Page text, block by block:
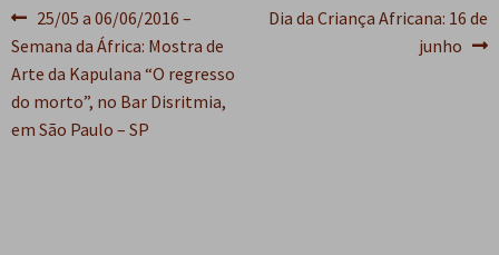
Navegação
de
Post
Post
anterior:
25/05 a 06/06/2016 –
Semana da África: Mostra de
Arte da Kapulana “O regresso
do morto”, no Bar Disritmia,
em São Paulo – SP
Próximo
Dia da Criança Africana: 16 de
junho